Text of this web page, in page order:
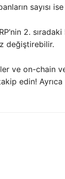
sayısı
2.
değiştirebilir.
ve on-chain
edin! Ayrıca